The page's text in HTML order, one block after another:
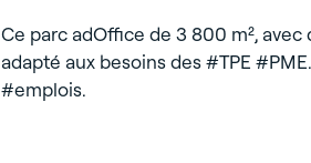
Ce parc adOffice de 3 800 m²,
adapté aux besoins des #TPE
#emplois.